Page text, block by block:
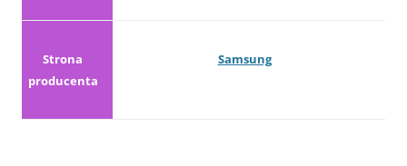
Strona
producenta
Samsung